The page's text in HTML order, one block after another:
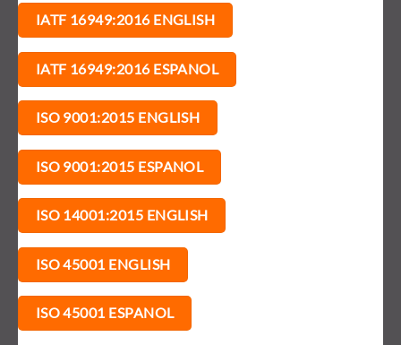
IATF 16949:2016 ENGLISH
IATF 16949:2016 ESPANOL
ISO 9001:2015 ENGLISH
ISO 9001:2015 ESPANOL
ISO 14001:2015 ENGLISH
ISO 45001 ENGLISH
ISO 45001 ESPANOL